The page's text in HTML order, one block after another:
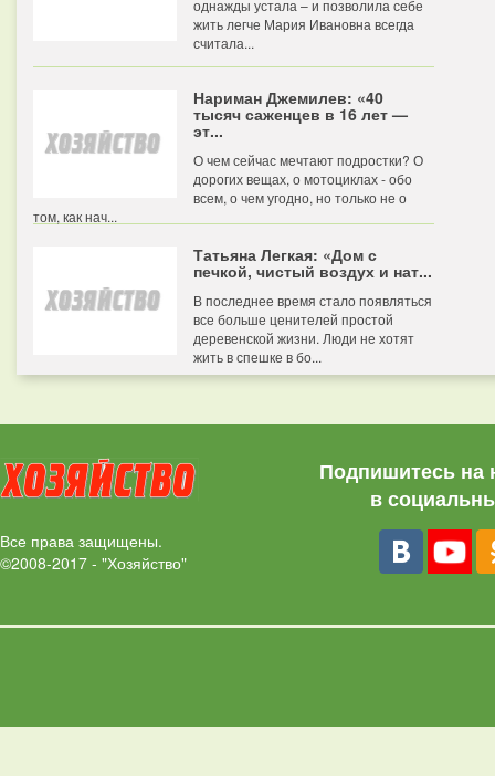
однажды устала – и позволила себе
жить легче Мария Ивановна всегда
считала...
Нариман Джемилев: «40
тысяч саженцев в 16 лет —
эт...
О чем сейчас мечтают подростки? О
дорогих вещах, о мотоциклах - обо
всем, о чем угодно, но только не о
том, как нач...
Татьяна Легкая: «Дом с
печкой, чистый воздух и нат...
В последнее время стало появляться
все больше ценителей простой
деревенской жизни. Люди не хотят
жить в спешке в бо...
Все права защищены.
©2008-2017 - "Хозяйство"
Подпишитесь на
в